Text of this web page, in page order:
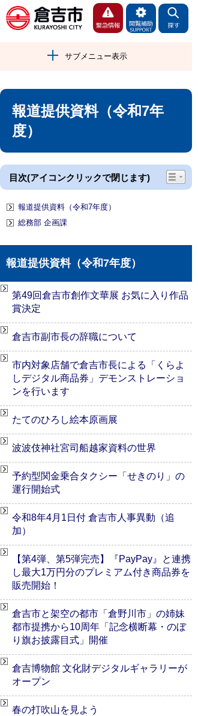
サブメニュー表示
報道提供資料（令和7年
度）
目次(アイコンクリックで閉じます)
報道提供資料（令和7年度）
総務部 企画課
報道提供資料（令和7年度）
第49回倉吉市創作文華展 お気に入り作品
賞決定
倉吉市副市長の辞職について
市内対象店舗で倉吉市長による「くらよ
しデジタル商品券」デモンストレーショ
ンを行います
たてのひろし絵本原画展
波波伎神社宮司船越家資料の世界
予約型関金乗合タクシー「せきのり」の
運行開始式
令和8年4月1日付 倉吉市人事異動（追
加）
【第4弾、第5弾完売】『PayPay』と連携
し最大1万円分のプレミアム付き商品券を
販売開始！
倉吉市と架空の都市「倉野川市」の姉妹
都市提携から10周年「記念横断幕・のぼ
り旗お披露目式」開催
倉吉博物館 文化財デジタルギャラリーが
オープン
春の打吹山を見よう